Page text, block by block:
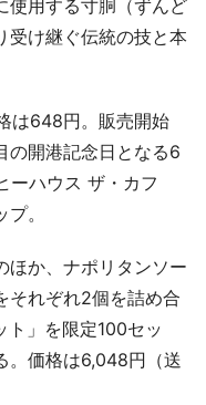
用する寸胴（ずんど
受け継ぐ伝統の技と本
は648円。販売開始
の開港記念日となる6
ーハウス ザ・カフ
。
か、ナポリタンソー
それぞれ2個を詰め合
ト」を限定100セッ
。価格は6,048円（送